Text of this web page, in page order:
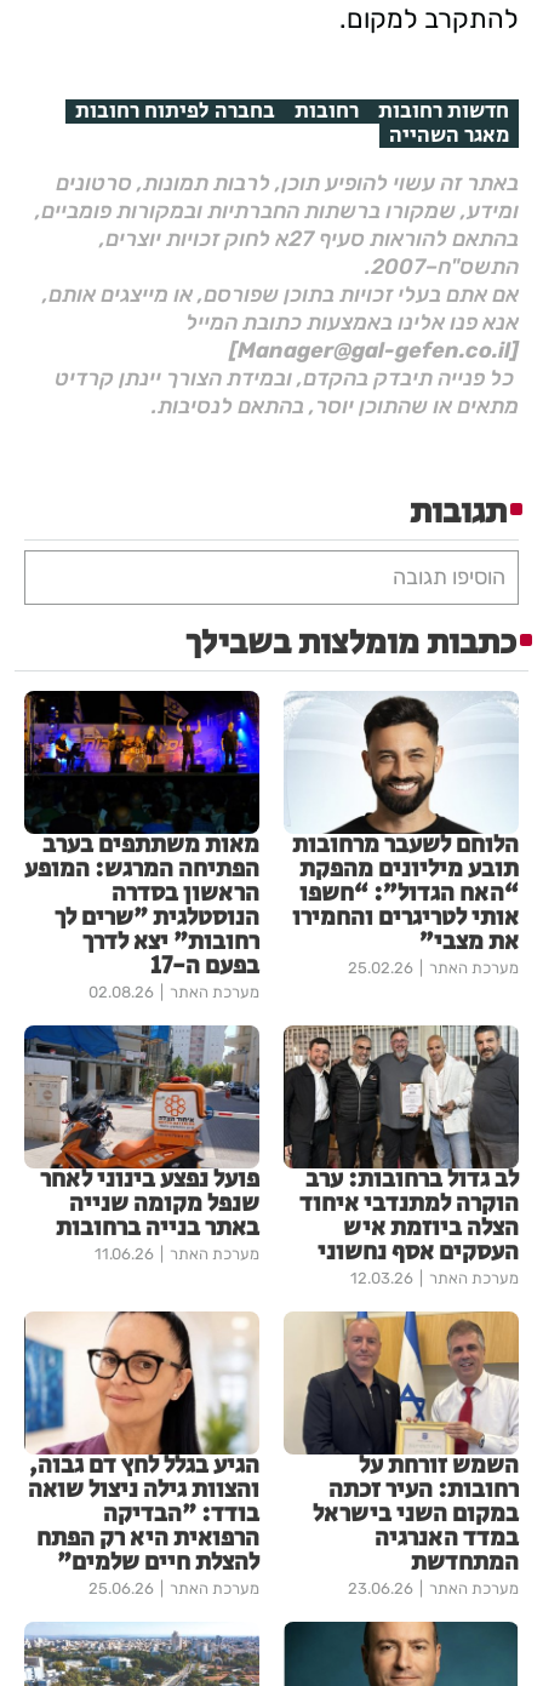
להתקרב למקום.
חדשות רחובות רחובות בחברה לפיתוח רחובות
מאגר השהייה
באתר זה עשוי להופיע תוכן, לרבות תמונות, סרטונים
ומידע, שמקורו ברשתות החברתיות ובמקורות פומביים,
בהתאם להוראות סעיף 27א לחוק זכויות יוצרים,
התשס"ח–2007.
אם אתם בעלי זכויות בתוכן שפורסם, או מייצגים אותם,
אנא פנו אלינו באמצעות כתובת המייל
[Manager@gal-gefen.co.il]
כל פנייה תיבדק בהקדם, ובמידת הצורך יינתן קרדיט
מתאים או שהתוכן יוסר, בהתאם לנסיבות.
תגובות
הוסיפו תגובה
כתבות מומלצות בשבילך
הלוחם לשעבר מרחובות
תובע מיליונים מהפקת
“האח הגדול”: “חשפו
אותי לטריגרים והחמירו
את מצבי”
מערכת האתר 25.02.26
מאות משתתפים בערב
הפתיחה המרגש: המופע
הראשון בסדרה
הנוסטלגית "שרים לך
רחובות" יצא לדרך
בפעם ה-17
מערכת האתר 02.08.26
לב גדול ברחובות: ערב
הוקרה למתנדבי איחוד
הצלה ביוזמת איש
העסקים אסף נחשוני
מערכת האתר 12.03.26
פועל נפצע בינוני לאחר
שנפל מקומה שנייה
באתר בנייה ברחובות
מערכת האתר 11.06.26
השמש זורחת על
רחובות: העיר זכתה
במקום השני בישראל
במדד האנרגיה
המתחדשת
מערכת האתר 23.06.26
הגיע בגלל לחץ דם גבוה,
והצוות גילה ניצול שואה
בודד: "הבדיקה
הרפואית היא רק הפתח
להצלת חיים שלמים"
מערכת האתר 25.06.26